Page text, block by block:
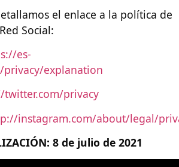
el enlace a la política de
Social:
es-
privacy/explanation
twitter.com/privacy
instagram.com/about/legal/
8 de julio de 2021